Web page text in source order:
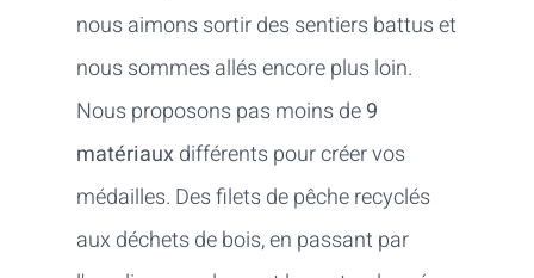
nous aimons sortir des sentiers battus et
nous sommes allés encore plus loin.
Nous proposons pas moins de9
matériauxdifférents pour créer vos
médailles. Des filets de pêche recyclés
aux déchets de bois, en passant par